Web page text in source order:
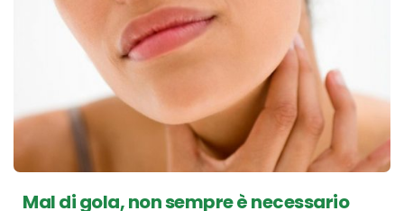
Mal di gola, non sempre è necessario